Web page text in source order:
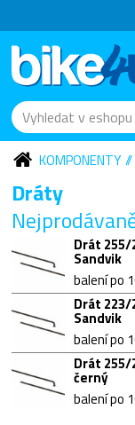
KOMPONENTY
Dráty
Drát 255/
Sandvik
balení po
Drát 223/
Sandvik
balení po
Drát 255/
černý
balení po